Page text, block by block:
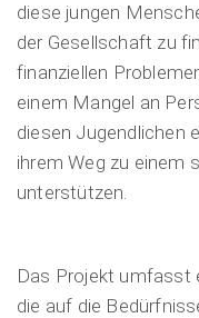
diese jungen
der Gesellschaft zu
finanziellen
einem Mangel an
diesen Jugendlichen
ihrem Weg zu einem
unterstützen.
Das Projekt umfasst
die auf die